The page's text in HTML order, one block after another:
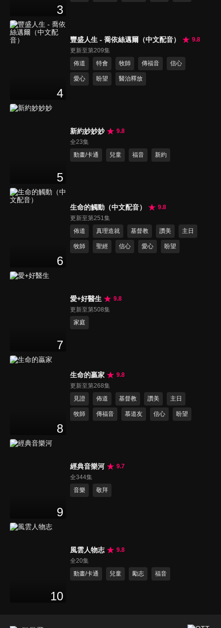
3
4
豐盛人生 - 喬依絲邁爾（中文配音）
9.8
更新至第209集
佈道
特會 牧師 傳福音 信心
愛心 盼望 醫治釋放
5
新約妙妙妙
9.8
全23集
動畫/卡通
兒童 福音 新約
6
生命的觸動（中文配音）
9.8
更新至第251集
佈道
真理造就 基督教 讚美 主日
牧師 聖經 信心 愛心 盼望
7
愛+好醫生
9.8
更新至第508集
家庭
8
生命的贏家
9.8
更新至第268集
見證
佈道 基督教 讚美 主日
牧師 傳福音 慕道友 信心 盼望
9
經典音樂河
9.7
全344集
音樂
敬拜
10
風雲人物志
9.8
全20集
動畫/卡通
兒童 勵志 福音